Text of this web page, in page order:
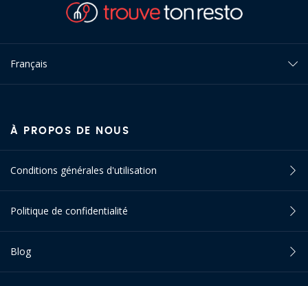
Français
À PROPOS DE NOUS
Conditions générales d'utilisation
Politique de confidentialité
Blog